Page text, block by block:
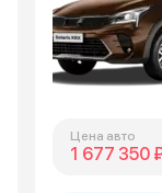
Цена авто
1 677 350